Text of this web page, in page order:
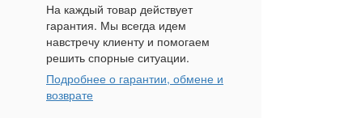
На каждый товар действует
гарантия. Мы всегда идем
навстречу клиенту и помогаем
решить спорные ситуации.
Подробнее о гарантии, обмене и
возврате